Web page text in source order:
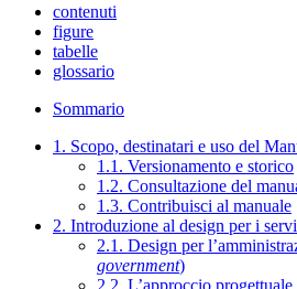
contenuti
figure
tabelle
glossario
Sommario
1. Scopo, destinatari e uso del
1.1. Versionamento e storico
1.2. Consultazione del
1.3. Contribuisci al manuale
2. Introduzione al design per i
2.1. Design per
government)
2.2. L’approccio progettuale